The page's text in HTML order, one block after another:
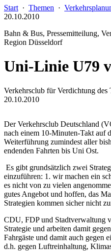
Start · Themen ·
20.10.2010
Bahn & Bus, Pressemitteilung,
Region Düsseldorf
Uni-Linie U79
Verkehrsclub für Verdichtung
20.10.2010
Der Verkehrsclub Deutschland
nach einem 10-Minuten-Takt auf
Weiterführung zumindest aller
endenden Fahrten bis Uni Ost.
Es gibt grundsätzlich zwei
einzuführen: 1. wir machen ein
es nicht von zu vielen
gutes Angebot und hoffen, das
Strategien kommen sicher nicht
CDU, FDP und Stadtverwaltung
Strategie und arbeiten damit
Fahrgäste und damit auch gegen
d.h. gegen Luftreinhaltung,